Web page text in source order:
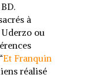
à
ou
Et Franquin
réalisé